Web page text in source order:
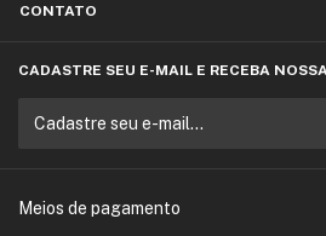
CONTATO
CADASTRE SEU E-MAIL E RECEBA
Meios de pagamento